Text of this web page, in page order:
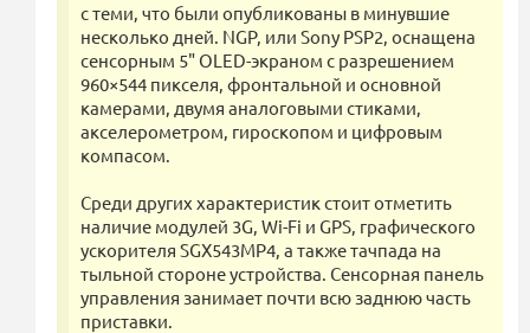
с теми, что были опубликованы в минувшие
несколько дней. NGP, или Sony PSP2, оснащена
сенсорным 5" OLED-экраном с разрешением
960×544 пикселя, фронтальной и основной
камерами, двумя аналоговыми стиками,
акселерометром, гироскопом и цифровым
компасом.
Среди других характеристик стоит отметить
наличие модулей 3G, Wi-Fi и GPS, графического
ускорителя SGX543MP4, а также тачпада на
тыльной стороне устройства. Сенсорная панель
управления занимает почти всю заднюю часть
приставки.